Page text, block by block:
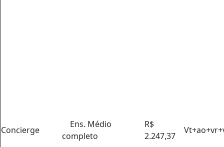
Concierge
Ens. Médio
completo
R$
2.247,37